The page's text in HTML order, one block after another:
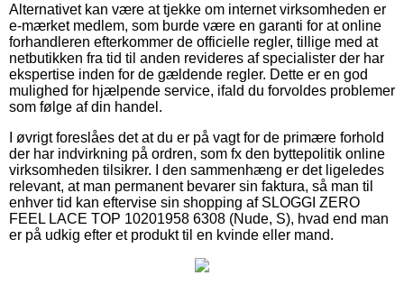
Alternativet kan være at tjekke om internet virksomheden er
e-mærket medlem, som burde være en garanti for at online
forhandleren efterkommer de officielle regler, tillige med at
netbutikken fra tid til anden revideres af specialister der har
ekspertise inden for de gældende regler. Dette er en god
mulighed for hjælpende service, ifald du forvoldes problemer
som følge af din handel.
I øvrigt foreslåes det at du er på vagt for de primære forhold
der har indvirkning på ordren, som fx den byttepolitik online
virksomheden tilsikrer. I den sammenhæng er det ligeledes
relevant, at man permanent bevarer sin faktura, så man til
enhver tid kan eftervise sin shopping af SLOGGI ZERO
FEEL LACE TOP 10201958 6308 (Nude, S), hvad end man
er på udkig efter et produkt til en kvinde eller mand.